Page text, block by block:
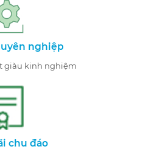
nghiệp
giàu kinh nghiệm
chu đáo